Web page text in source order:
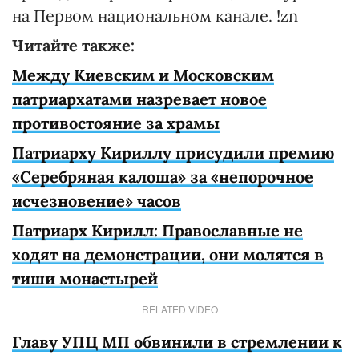
на Первом национальном канале. !zn
Читайте также:
Между Киевским и Московским
патриархатами назревает новое
противостояние за храмы
Патриарху Кириллу присудили премию
«Серебряная калоша» за «непорочное
исчезновение» часов
Патриарх Кирилл: Православные не
ходят на демонстрации, они молятся в
тиши монастырей
RELATED VIDEO
Главу УПЦ МП обвинили в стремлении к